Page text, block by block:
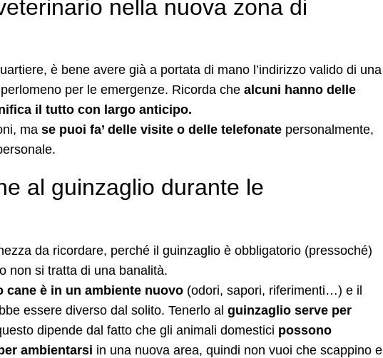
nella nuova zona di
è bene avere già a portata di mano l’indirizzo valido di una
per le emergenze. Ricorda che alcuni hanno delle
il tutto con largo anticipo.
ma se puoi fa’ delle visite o delle telefonatepersonalmente,
al guinzaglio durante le
da ricordare, perché il guinzaglio è obbligatorio (pressoché)
non si tratta di una banalità.
cane è in un ambiente nuovo(odori, sapori, riferimenti…) e il
essere diverso dal solito. Tenerlo al guinzaglio serve per
dipende dal fatto che gli animali domestici possono
ambientarsi in una nuova area, quindi non vuoi che scappino e